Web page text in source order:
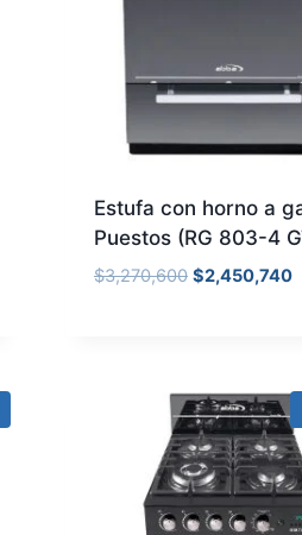
Estufa con horno a
Puestos (RG 803-4
$3,270,600 $2,450,740